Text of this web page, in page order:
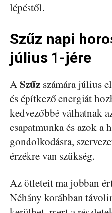
lépéstől.
Szűz napi
július 1-jére
ASzűz számára július
és építkező energiát
kedvezőbbé válhatnak
csapatmunka és azok a
gondolkodásra,
érzékre van szükség.
Az ötleteit ma jobban
Néhány korábban